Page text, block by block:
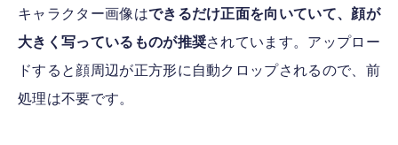
キャラクター画像はできるだけ正面を向いていて、顔が
大きく写っているものが推奨されています。アップロー
ドすると顔周辺が正方形に自動クロップされるので、前
処理は不要です。